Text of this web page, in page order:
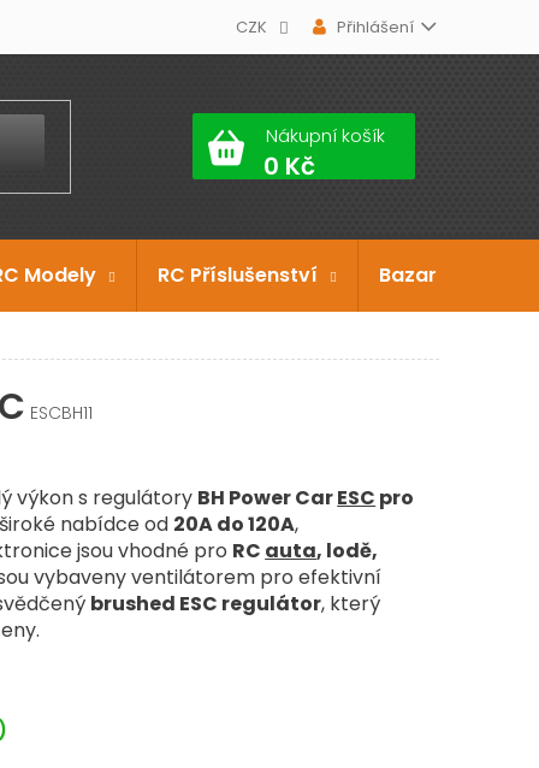
CZK Přihlášení
Nákupní košík
Modely RC Příslušenství Bazar
ESCBH11
výkon s regulátory BH Power CarESC pro
nabídce od 20A do 120A,
jsou vhodné pro RC auta, lodě,
vybaveny ventilátorem pro efektivní
brushed ESC regulátor, který